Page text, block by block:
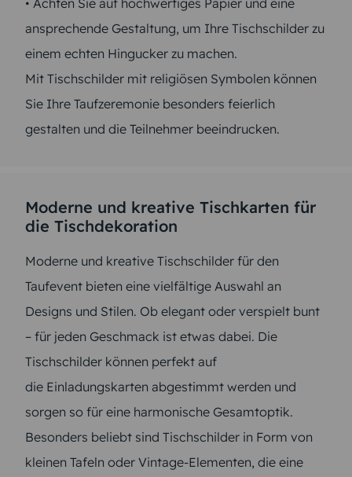
• Achten Sie auf hochwertiges Papier und eine
ansprechende Gestaltung, um Ihre Tischschilder zu
einem echten Hingucker zu machen.
Mit Tischschilder mit religiösen Symbolen können
Sie Ihre Taufzeremonie besonders feierlich
gestalten und die Teilnehmer beeindrucken.
Moderne und kreative Tischkarten für
die Tischdekoration
Moderne und kreative Tischschilder für den
Taufevent bieten eine vielfältige Auswahl an
Designs und Stilen. Ob elegant oder verspielt bunt
– für jeden Geschmack ist etwas dabei. Die
Tischschilder können perfekt auf
die Einladungskarten abgestimmt werden und
sorgen so für eine harmonische Gesamtoptik.
Besonders beliebt sind Tischschilder in Form von
kleinen Tafeln oder Vintage-Elementen, die eine